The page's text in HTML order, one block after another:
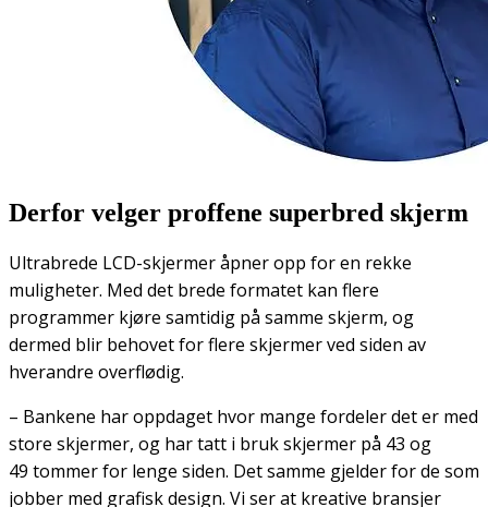
Derfor velger proffene superbred skjerm
Ultrabrede LCD-skjermer åpner opp for en rekke
muligheter. Med det brede formatet kan flere
programmer kjøre samtidig på samme skjerm, og
dermed blir behovet for flere skjermer ved siden av
hverandre overflødig.
– Bankene har oppdaget hvor mange fordeler det er med
store skjermer, og har tatt i bruk skjermer på 43 og
49 tommer for lenge siden. Det samme gjelder for de som
jobber med grafisk design. Vi ser at kreative bransjer